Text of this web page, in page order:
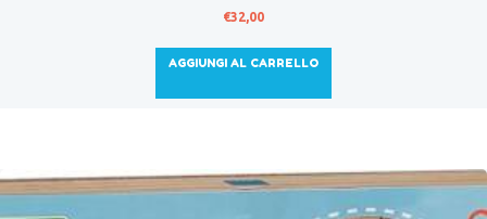
€32,00
AGGIUNGI AL CARRELLO